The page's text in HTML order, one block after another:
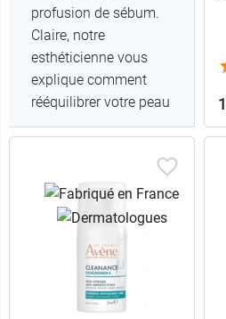
profusion de sébum.
Claire, notre
esthéticienne vous
explique comment
rééquilibrer votre peau
en appliquant divers
quotidien.